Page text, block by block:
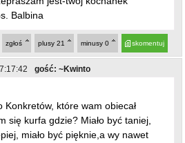
Balbina
skomentuj
minusy 0
plusy 21
zgłoś
gość: ~Kwinto
Konkretów, które wam obiecał
się kurfa gdzie? Miało być taniej,
miało być pięknie,a wy nawet